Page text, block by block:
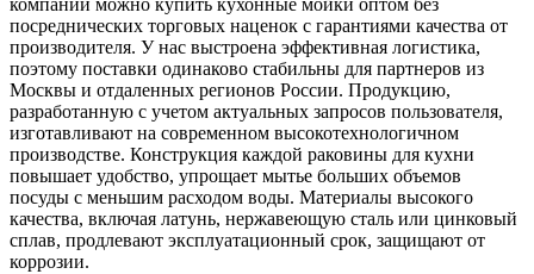
компании можно купить кухонные мойки оптом без
посреднических торговых наценок с гарантиями качества от
производителя. У нас выстроена эффективная логистика,
поэтому поставки одинаково стабильны для партнеров из
Москвы и отдаленных регионов России. Продукцию,
разработанную с учетом актуальных запросов пользователя,
изготавливают на современном высокотехнологичном
производстве. Конструкция каждой раковины для кухни
повышает удобство, упрощает мытье больших объемов
посуды с меньшим расходом воды. Материалы высокого
качества, включая латунь, нержавеющую сталь или цинковый
сплав, продлевают эксплуатационный срок, защищают от
коррозии.